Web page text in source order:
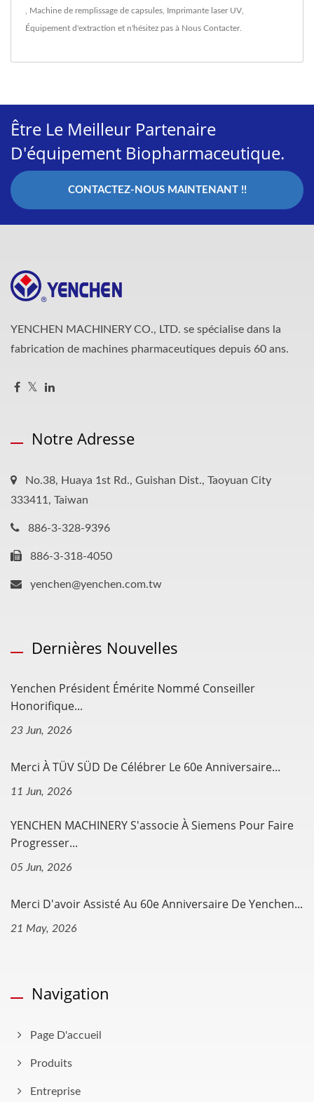
Machine de remplissage de capsules Imprimante laser UV
Équipement d'extraction et n'hésitez pas à Nous Contacter.
Être Le Meilleur Partenaire
D'équipement Biopharmaceutique.
CONTACTEZ-NOUS MAINTENANT !!
YENCHEN MACHINERY CO., LTD. se spécialise dans la
fabrication de machines pharmaceutiques depuis 60 ans.
Notre Adresse
No.38, Huaya 1st Rd., Guishan Dist., Taoyuan City
333411, Taiwan
886-3-328-9396
886-3-318-4050
yenchen@yenchen.com.tw
Dernières Nouvelles
Yenchen Président Émérite Nommé Conseiller
Honorifique...
23 Jun, 2026
Merci À TÜV SÜD De Célébrer Le 60e Anniversaire...
11 Jun, 2026
YENCHEN MACHINERY S'associe À Siemens Pour Faire
Progresser...
05 Jun, 2026
Merci D'avoir Assisté Au 60e Anniversaire De Yenchen...
21 May, 2026
Navigation
Page D'accueil
Produits
Entreprise